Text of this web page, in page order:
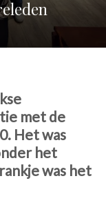
met de
Het was
het
was het